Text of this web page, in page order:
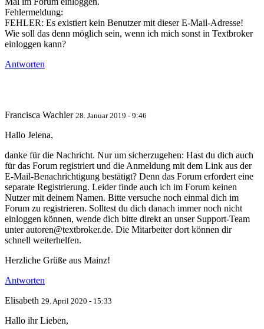
Fehlermeldung:
FEHLER: Es existiert kein Benutzer mit dieser E-Mail-Adresse!
Wie soll das denn möglich sein, wenn ich mich sonst in Textbroker
einloggen kann?
Antworten
Francisca Wachler 28. Januar 2019 - 9:46
Hallo Jelena,
danke für die Nachricht. Nur um sicherzugehen: Hast du dich auch
für das Forum registriert und die Anmeldung mit dem Link aus der
E-Mail-Benachrichtigung bestätigt? Denn das Forum erfordert eine
separate Registrierung. Leider finde auch ich im Forum keinen
Nutzer mit deinem Namen. Bitte versuche noch einmal dich im
Forum zu registrieren. Solltest du dich danach immer noch nicht
einloggen können, wende dich bitte direkt an unser Support-Team
unter autoren@textbroker.de. Die Mitarbeiter dort können dir
schnell weiterhelfen.
Herzliche Grüße aus Mainz!
Antworten
Elisabeth 29. April 2020 - 15:33
Hallo ihr Lieben,